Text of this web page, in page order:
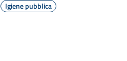
Igiene pubblica